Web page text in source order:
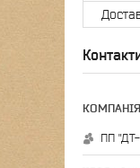
ПП